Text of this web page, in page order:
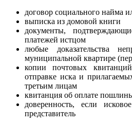
договор социального найма
выписка из домовой книги
документы,
платежей истцом
любые доказательства
муниципальной квартире
копии почтовых
отправке иска и
третьим лицам
квитанция об оплате
доверенность, если
представитель